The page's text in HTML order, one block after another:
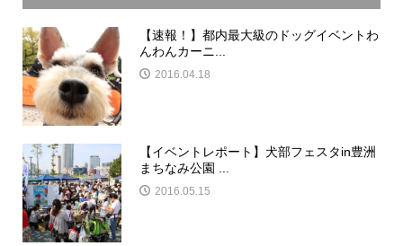
【速報！】都内最大級のドッグイベントわ
んわんカーニ...
2016.04.18
【イベントレポート】犬部フェスタin豊洲
まちなみ公園 ...
2016.05.15